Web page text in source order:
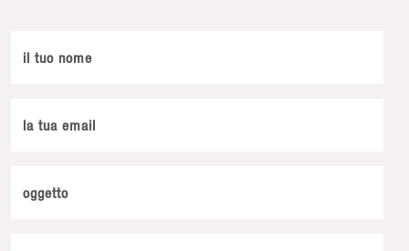
il tuo nome
la tua email
oggetto